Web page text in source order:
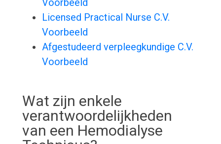
Voorbeeld
Licensed Practical Nurse C.V.
Voorbeeld
Afgestudeerd verpleegkundige C.V.
Voorbeeld
Wat zijn enkele
verantwoordelijkheden
van een Hemodialyse